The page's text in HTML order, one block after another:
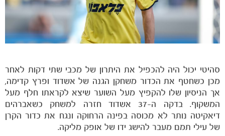
סהיטי יכול היה להכפיל את היתרון של מכבי שתי דקות לאחר
מכן כשחטף את הכדור משחקן הגנה של אשדוד ופרץ קדימה,
אך הניסיון שלו להקפיץ מעל השוער שיצא לקראתו חלף מעל
המשקוף. בדקה ה-37 אשדוד חזרה למשחק כשאברהים
דיאקיטה נותר לא מכוסה בפינה הרחוקה ונגח את כדור הקרן
של עילי תמם מעבר להישג ידו של אופק מליקה.